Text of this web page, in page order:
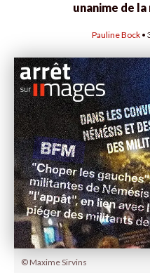
unanime de
Pauline Bock •
© Maxime Sirvins